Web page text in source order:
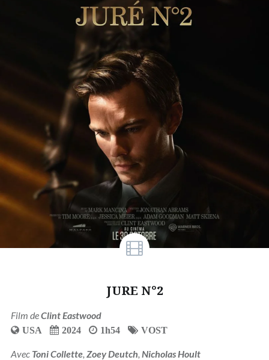
JURE N°2
Film deClint Eastwood
USA 2024 1h54 VOST
Avec Toni Collette, Zoey Deutch Nicholas Hoult